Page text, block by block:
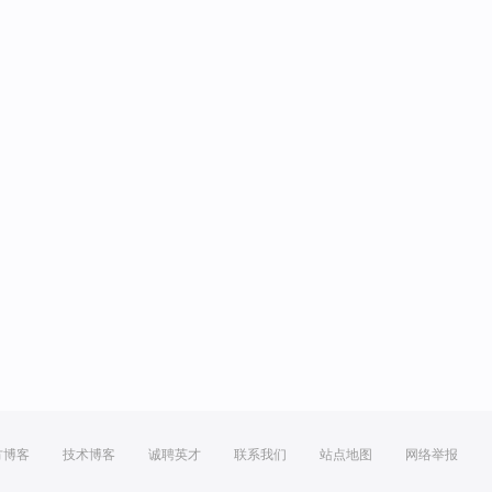
博客 技术博客 诚聘英才 联系我们 站点地图 网络举报